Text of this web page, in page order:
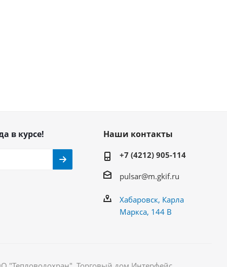
в курсе! Наши контакты
+7 (4212) 905-114
pulsar@m.gkif.ru
Хабаровск, Карла
Маркса, 144 В